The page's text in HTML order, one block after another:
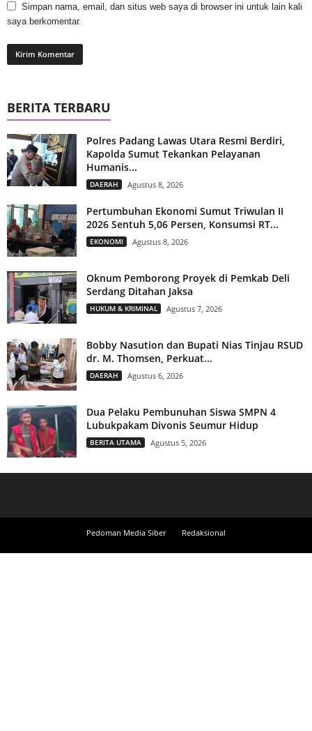
Simpan nama, email, dan situs web saya di browser ini untuk lain kali
saya berkomentar.
BERITA TERBARU
Polres Padang Lawas Utara Resmi Berdiri,
Kapolda Sumut Tekankan Pelayanan
Humanis...
DAERAH Agustus 8, 2026
Pertumbuhan Ekonomi Sumut Triwulan II
2026 Sentuh 5,06 Persen, Konsumsi RT...
EKONOMI Agustus 8, 2026
Oknum Pemborong Proyek di Pemkab Deli
Serdang Ditahan Jaksa
HUKUM & KRIMINAL Agustus 7, 2026
Bobby Nasution dan Bupati Nias Tinjau RSUD
dr. M. Thomsen, Perkuat...
DAERAH Agustus 6, 2026
Dua Pelaku Pembunuhan Siswa SMPN 4
Lubukpakam Divonis Seumur Hidup
BERITA UTAMA Agustus 5, 2026
Pedoman Media Siber Redaksional